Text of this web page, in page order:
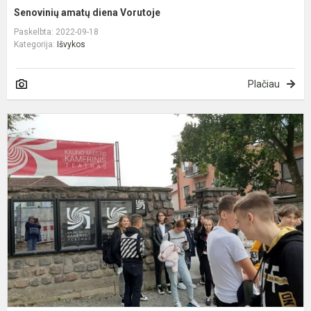
Senovinių amatų diena Vorutoje
Paskelbta: 2022-09-18
Kategorija: Išvykos
Plačiau